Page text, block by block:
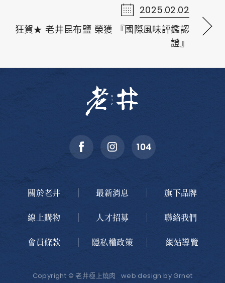
2025.02.02
狂賀★ 老井昆布鹽 榮獲 『國際風味評鑑認
證』
關於老井 最新消息 旗下品牌
線上購物 人才招募 聯絡我們
會員條款 隱私權政策 網站導覽
Copyright © 老井極上燒肉 web design by Grnet